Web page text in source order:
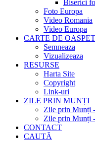
Biserici
Foto Europa
Video Romania
Video Europa
CARTE DE
Semneaza
Vizualizeaza
RESURSE
Harta Site
Copyright
Link-uri
ZILE PRIN MUNȚI
Zile prin Munți
Zile prin Munți
CONTACT
CAUTĂ